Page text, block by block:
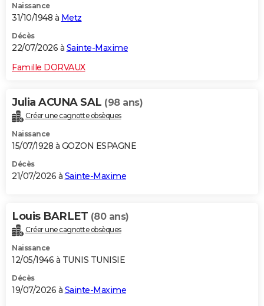
GUIDES D'ACHAT
BONS PLANS
CARTE DE VOEUX
Dictionnaire
Biographies
Citations
Expressions
Proverbes
PROGRAMME TV
COPAINS D'AVANT
S'inscrire
Se connecter
Lycées
Collèges
Primaires
Universités
Entreprises
Service militaire
Avis de recherche
AVIS DE DÉCÈS
Naissance
31/10/1948 à Metz
Décès
22/07/2026 à Sainte-Maxime
Famille DORVAUX
Julia ACUNA SAL (98 ans)
Créer une cagnotte obsèques
Naissance
15/07/1928 à GOZON ESPAGNE
Décès
21/07/2026 à Sainte-Maxime
Louis BARLET (80 ans)
Créer une cagnotte obsèques
Naissance
12/05/1946 à TUNIS TUNISIE
Décès
19/07/2026 à Sainte-Maxime